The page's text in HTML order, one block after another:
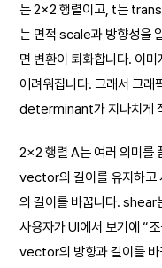
는 2×2 행렬이고, t는
는 면적 scale과 방향성을
면 변환이 퇴화합니다. 이미
어려워집니다. 그래서 그래
determinant가 지나치게
2×2 행렬 A는 여러 의미를
vector의 길이를 유지하
의 길이를 바꿉니다.
사용자가 UI에서 보기에 “
vector의 방향과 길이를